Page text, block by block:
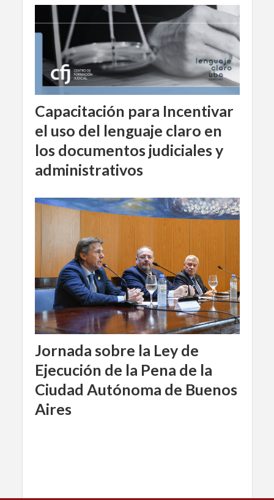
Capacitación para Incentivar
el uso del lenguaje claro en
los documentos judiciales y
administrativos
Jornada sobre la Ley de
Ejecución de la Pena de la
Ciudad Autónoma de Buenos
Aires